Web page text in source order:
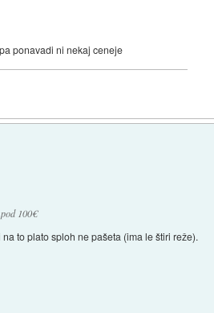
ponavadi ni nekaj ceneje
100€
to plato sploh ne pašeta (ima le štiri reže).